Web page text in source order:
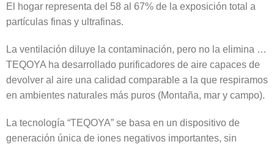
El hogar representa del 58 al 67% de la exposición total a
partículas finas y ultrafinas.
La ventilación diluye la contaminación, pero no la elimina …
TEQOYA ha desarrollado purificadores de aire capaces de
devolver al aire una calidad comparable a la que respiramos
en ambientes naturales más puros (Montaña, mar y campo).
La tecnología “TEQOYA” se basa en un dispositivo de
generación única de iones negativos importantes, sin